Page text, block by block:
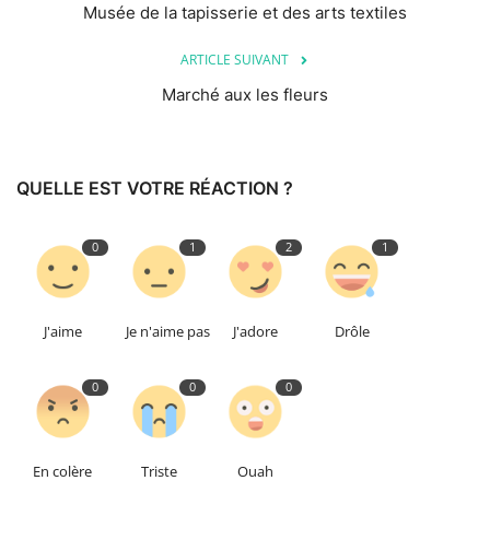
Musée de la tapisserie et des arts textiles
ARTICLE SUIVANT
Marché aux les fleurs
QUELLE EST VOTRE RÉACTION ?
0
J'aime
1
Je n'aime pas
2
J'adore
1
Drôle
0
En colère
0
Triste
0
Ouah